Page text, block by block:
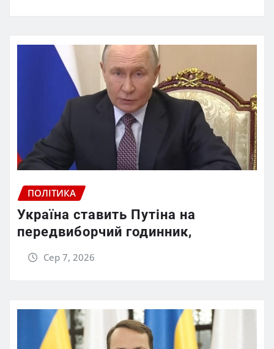
ПОЛІТИКА
Україна ставить Путіна на
передвиборчий годинник,
Сер 7, 2026